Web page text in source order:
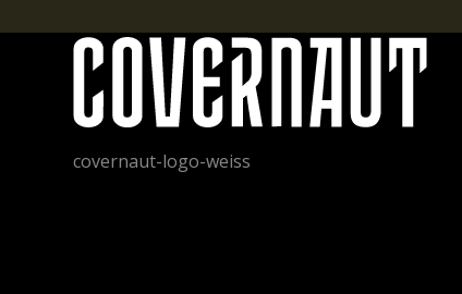
covernaut-logo-weiss